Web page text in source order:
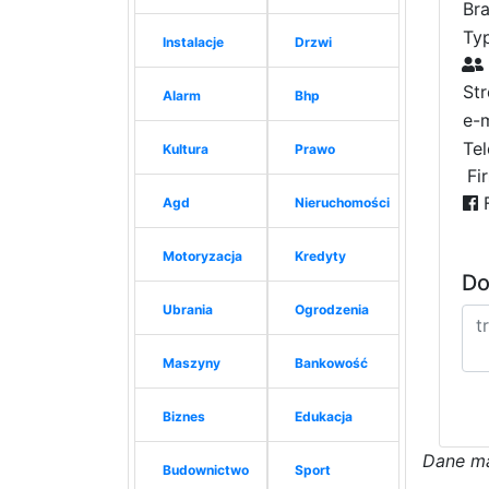
Instalacje
Alarm
Kultura
Agd
Motoryzacja
Ubrania
Maszyny
Biznes
Budownictwo
Drzwi
Bhp
Prawo
Nieruchomości
Kredyty
Ogrodzenia
Bankowość
Edukacja
Sport
e-
Dane m